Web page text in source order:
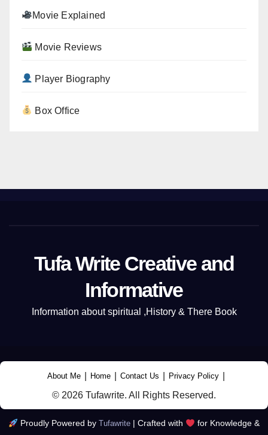
Movie Explained
Movie Reviews
Player Biography
Box Office
Tufa Write Creative and
Informative
Information about spiritual ,History & There Book
About Me Home Contact Us Privacy Policy
© 2026 Tufawrite. All Rights Reserved.
Proudly Powered by Tufawrite | Crafted with for Knowledge &